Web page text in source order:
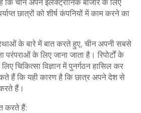
चीन अपने इलेक्ट्रॉनिक बाजार के लिए
छात्रों को शीर्ष कंपनियों में काम करने का
प्रथाओं के बारे में बात करते हुए, चीन अपनी सबसे
परंपराओं के लिए जाना जाता है। रिपोर्टों के
चिकित्सा विज्ञान में पुनर्गठन हासिल कर
हैं कि यही कारण है कि छात्र अपने देश से
हैं।
करते हैं: